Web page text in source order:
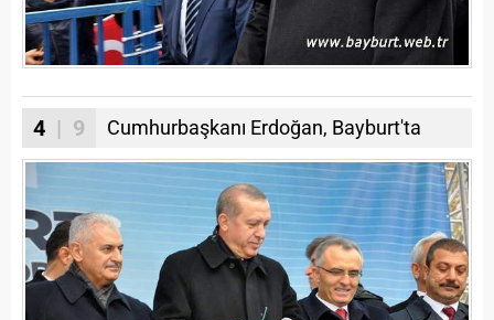
4 | 9 Cumhurbaşkanı Erdoğan, Bayburt'ta